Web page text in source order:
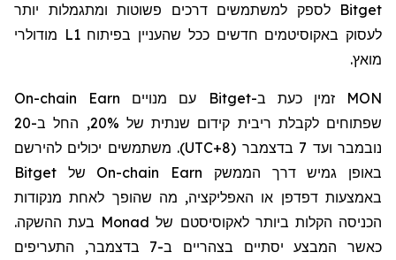
Bitget לספק למשתמשים דרכים פשוטות ומתגמלות יותר
לעסוק באקוסיטמים חדשים ככל שהעניין בפיתוחL1 מודולרי
מואץ.
MON זמין כעת ב-Bitget עם מנויים On-chain Earn
שפתוחים לקבלת ריבית קידום שנתית של 20%, החל ב-20
נובמבר ועד 7 בדצמבר (
UTC+8). משתמשים יכולים להירשם
באופן גמיש דרך הממשק On-chain Earn של Bitget
באמצעות דפדפן או האפליקציה, מה שהופך לאחת מנקודות
הכניסה הקלות ביותר לאקוסיסטם של Monad בעת ההשקה.
כאשר המבצע יסתיים בצהריים ב-7 בדצמבר, התעריפים